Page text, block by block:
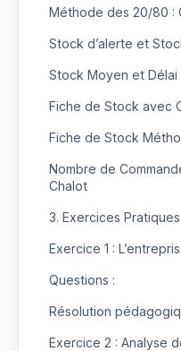
Méthode des 20/80 :
Stock d’alerte et
Stock Moyen et Délai
Fiche de Stock avec
Fiche de Stock
Nombre de
Chalot
3. Exercices Pratiques
Exercice 1 :
Questions :
Résolution
Exercice 2 : Analyse